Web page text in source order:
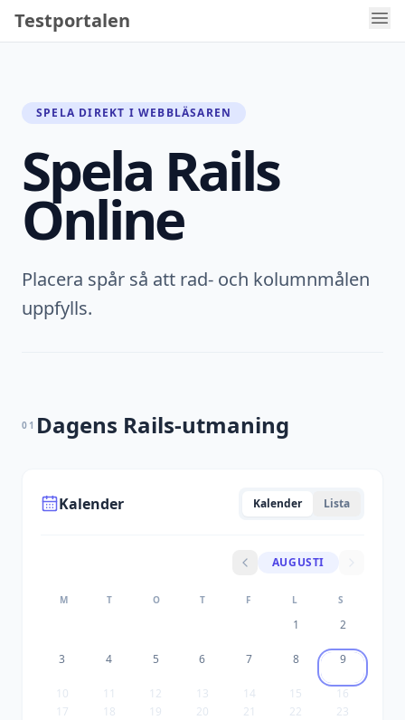
Testportalen
SPELA DIREKT I WEBBLÄSAREN
Spela Rails
Online
Placera spår så att rad- och kolumnmålen
uppfylls.
01 Dagens Rails-utmaning
Kalender Kalender Lista
AUGUSTI
M T O T F L S
1 2
3 4 5 6 7 8 9
10 11 12 13 14 15
16
17
18 19 20 21 22
23